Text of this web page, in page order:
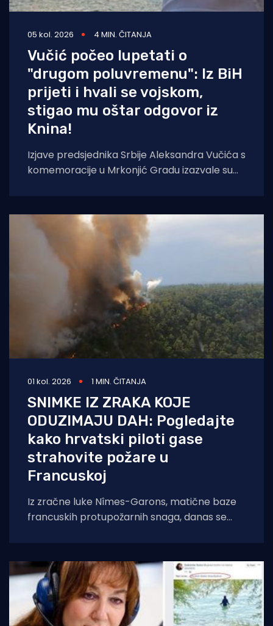
05 kol. 2026 4 MIN. ČITANJA
Vučić počeo lupetati o
"drugom poluvremenu": Iz BiH
prijeti i hvali se vojskom,
stigao mu oštar odgovor iz
Knina!
Izjave predsjednika Srbije Aleksandra Vučića s
komemoracije u Mrkonjić Gradu izazvale su
01 kol. 2026 1 MIN. ČITANJA
SNIMKE IZ ZRAKA KOJE
ODUZIMAJU DAH: Pogledajte
kako hrvatski piloti gase
strahovite požare u
Francuskoj
Iz zračne luke Nîmes-Garons, matične baze
francuskih protupožarnih snaga, danas se